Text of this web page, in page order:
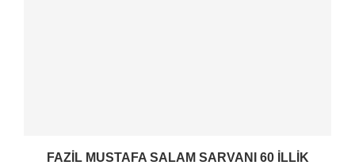
FAZIL MUSTAFA SALAM SARVANI 60 ILLIK